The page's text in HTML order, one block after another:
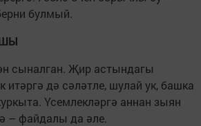
булмый.
сыналган. Җир астындагы
дә сәләтле, шулай ук, башка
Үсемлекләргә аннан зыян
– файдалы да әле.